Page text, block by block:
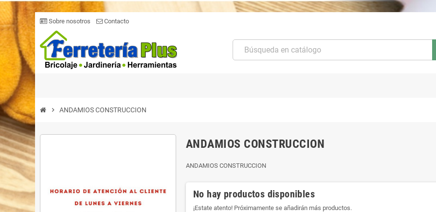
Sobre nosotros Contacto
chevron_right ANDAMIOS CONSTRUCCION
ANDAMIOS CONSTRUCCION
ANDAMIOS CONSTRUCCION
No hay productos disponibles
¡Estate atento! Próximamente se añadirán más productos.